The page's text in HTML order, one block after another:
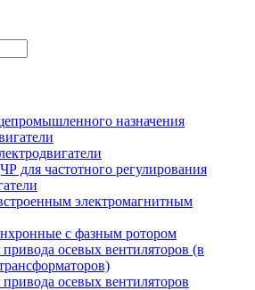
назначения
для частотного регулирования
электромагнитным
с фазным ротором
осевых вентиляторов (в
осевых вентиляторов